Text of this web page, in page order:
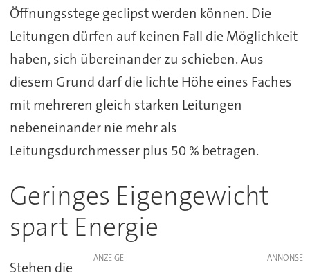
Öffnungsstege geclipst werden können. Die
Leitungen dürfen auf keinen Fall die Möglichkeit
haben, sich übereinander zu schieben. Aus
diesem Grund darf die lichte Höhe eines Faches
mit mehreren gleich starken Leitungen
nebeneinander nie mehr als
Leitungsdurchmesser plus 50 % betragen.
Geringes Eigengewicht
spart Energie
ANZEIGE
Stehen die